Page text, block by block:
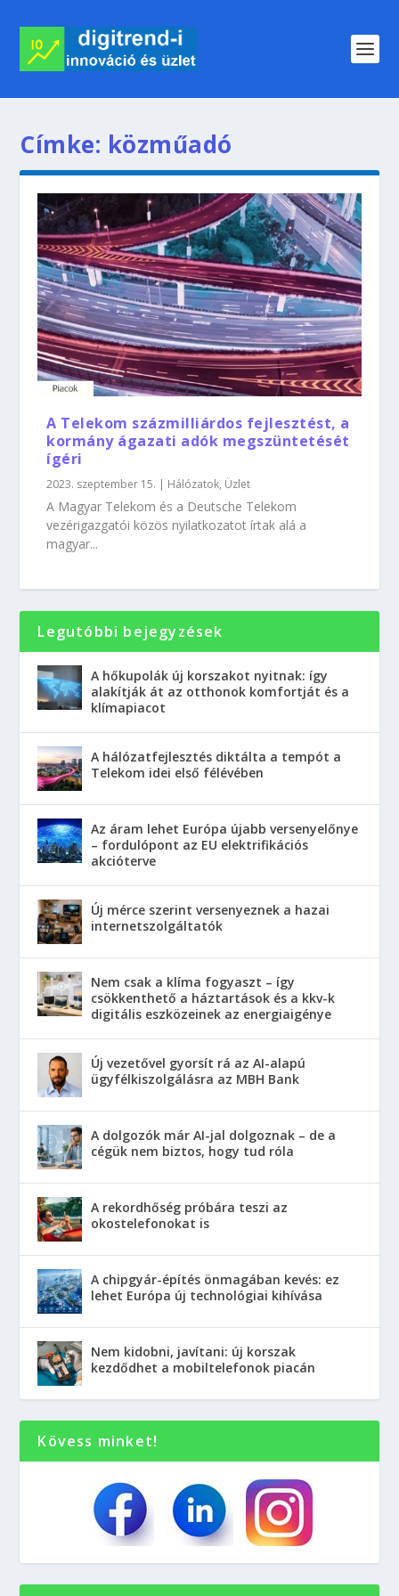
Címke: közműadó
A Telekom százmilliárdos fejlesztést, a
kormány ágazati adók megszüntetését
ígéri
2023. szeptember 15. | Hálózatok, Üzlet
A Magyar Telekom és a Deutsche Telekom
vezérigazgatói közös nyilatkozatot írtak alá a
magyar...
Legutóbbi bejegyzések
A hőkupolák új korszakot nyitnak: így
alakítják át az otthonok komfortját és a
klímapiacot
A hálózatfejlesztés diktálta a tempót a
Telekom idei első félévében
Az áram lehet Európa újabb versenyelőnye
– fordulópont az EU elektrifikációs
akcióterve
Új mérce szerint versenyeznek a hazai
internetszolgáltatók
Nem csak a klíma fogyaszt – így
csökkenthető a háztartások és a kkv-k
digitális eszközeinek az energiaigénye
Új vezetővel gyorsít rá az AI-alapú
ügyfélkiszolgálásra az MBH Bank
A dolgozók már AI-jal dolgoznak – de a
cégük nem biztos, hogy tud róla
A rekordhőség próbára teszi az
okostelefonokat is
A chipgyár-építés önmagában kevés: ez
lehet Európa új technológiai kihívása
Nem kidobni, javítani: új korszak
kezdődhet a mobiltelefonok piacán
Kövess minket!